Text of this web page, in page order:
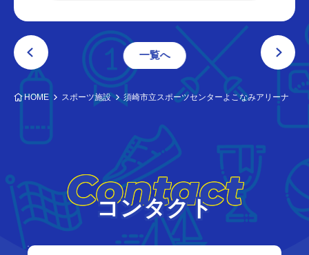
一覧へ
HOME スポーツ施設 須崎市立スポーツセンターよこなみアリーナ
Contact
コンタクト